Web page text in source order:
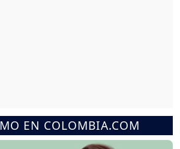
EN COLOMBIA.COM